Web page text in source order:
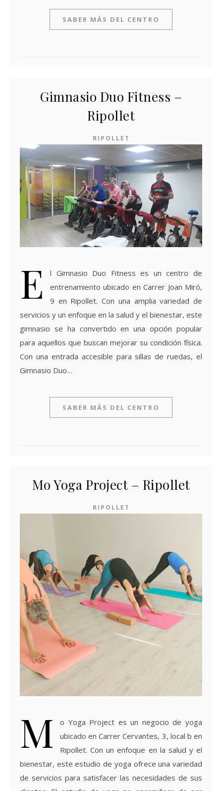
SABER MÁS DEL CENTRO
Gimnasio Duo Fitness –
Ripollet
RIPOLLET
E
l Gimnasio Duo Fitness es un centro de
entrenamiento ubicado en Carrer Joan Miró,
9 en Ripollet. Con una amplia variedad de
servicios y un enfoque en la salud y el bienestar, este
gimnasio se ha convertido en una opción popular
para aquellos que buscan mejorar su condición física.
Con una entrada accesible para sillas de ruedas, el
Gimnasio Duo…
SABER MÁS DEL CENTRO
Mo Yoga Project – Ripollet
RIPOLLET
M
o Yoga Project es un negocio de yoga
ubicado en Carrer Cervantes, 3, local b en
Ripollet. Con un enfoque en la salud y el
bienestar, este estudio de yoga ofrece una variedad
de servicios para satisfacer las necesidades de sus